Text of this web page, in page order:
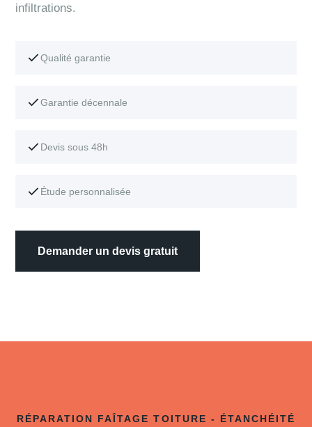
infiltrations.
Qualité garantie
Garantie décennale
Devis sous 48h
Étude personnalisée
Demander un devis gratuit
RÉPARATION FAÎTAGE TOITURE - ÉTANCHÉITÉ